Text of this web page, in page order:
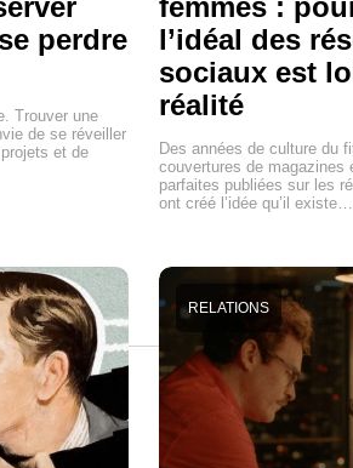
perdre
Trouver une
de se réveiller
et de
l’idéal des
sociaux est
réalité
Des années de culture du
couvertures de magazines
parfaites publiées sur les
ont créé l’idée qu’il existe…
RELATIONS